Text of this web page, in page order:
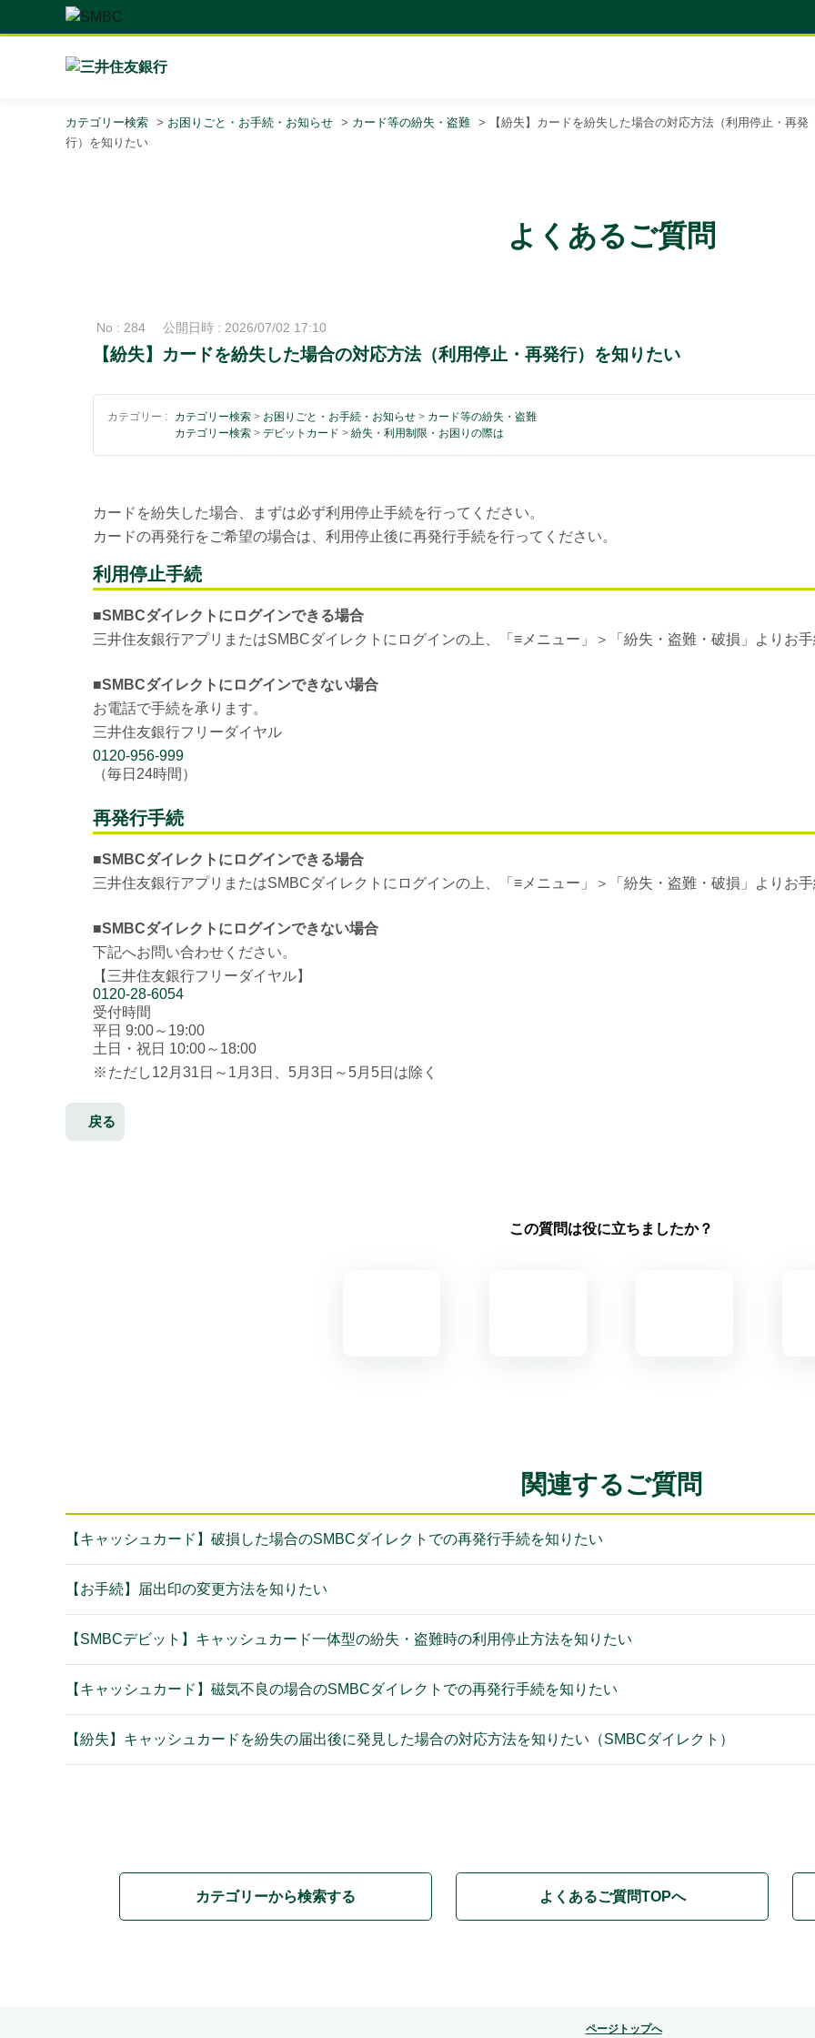
カテゴリー検索 > お困りごと・お手続・お知らせ > カード等の紛失・盗難 >
【紛失】カードを紛失した場合の対応方法（利用停止・再発
行）を知りたい
よくあるご質問
No : 284 公開日時 : 2026/07/02 17:10
【紛失】カードを紛失した場合の対応方法（利用停止・再発行）を知りたい
カテゴリー : カテゴリー検索 > お困りごと・お手続・お知らせ > カード等の紛失・盗難
カテゴリー検索 > デビットカード > 紛失・利用制限・お困りの際は
カードを紛失した場合、まずは必ず利用停止手続を行ってください。
カードの再発行をご希望の場合は、利用停止後に再発行手続を行ってください。
利用停止手続
■SMBCダイレクトにログインできる場合
三井住友銀行アプリまたはSMBCダイレクトにログインの上、「≡メニュー」＞「紛失・盗難・破損」よりお手
■SMBCダイレクトにログインできない場合
お電話で手続を承ります。
三井住友銀行フリーダイヤル
0120-956-999
（毎日24時間）
再発行手続
■SMBCダイレクトにログインできる場合
三井住友銀行アプリまたはSMBCダイレクトにログインの上、「≡メニュー」＞「紛失・盗難・破損」よりお手
■SMBCダイレクトにログインできない場合
下記へお問い合わせください。
【三井住友銀行フリーダイヤル】
0120-28-6054
受付時間
平日 9:00～19:00
土日・祝日 10:00～18:00
※ ただし12月31日～1月3日、5月3日～5月5日は除く
戻る
この質問は役に立ちましたか？
関連するご質問
【キャッシュカード】破損した場合のSMBCダイレクトでの再発行手続を知りたい
【お手続】届出印の変更方法を知りたい
【SMBCデビット】キャッシュカード一体型の紛失・盗難時の利用停止方法を知りたい
【キャッシュカード】磁気不良の場合のSMBCダイレクトでの再発行手続を知りたい
【紛失】キャッシュカードを紛失の届出後に発見した場合の対応方法を知りたい（SMBCダイレクト）
カテゴリーから検索する よくあるご質問TOPへ
ページトップへ